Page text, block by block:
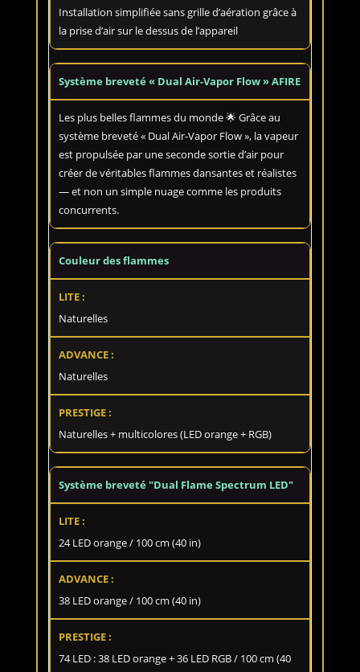
Installation simplifiée sans grille d’aération grâce à
la prise d’air sur le dessus de l’appareil
Système breveté « Dual Air-Vapor Flow » AFIRE
Les plus belles flammes du monde 🌟 Grâce au
système breveté « Dual Air-Vapor Flow », la vapeur
est propulsée par une seconde sortie d’air pour
créer de véritables flammes dansantes et réalistes
— et non un simple nuage comme les produits
concurrents.
Couleur des flammes
Naturelles
Naturelles
Naturelles + multicolores (LED orange + RGB)
Système breveté "Dual Flame Spectrum LED"
24 LED orange / 100 cm (40 in)
38 LED orange / 100 cm (40 in)
74 LED : 38 LED orange + 36 LED RGB / 100 cm (40